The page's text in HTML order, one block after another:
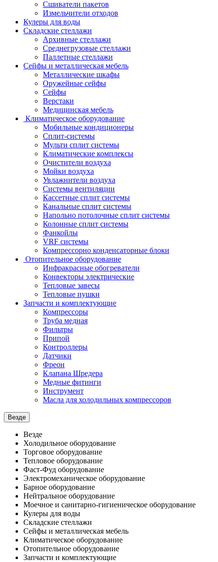
Сшиватели пакетов
Измельчители отходов
Кулеры для воды
Складские стеллажи
Архивные стеллажи
Среднегрузовые стеллажи
Паллетные стеллажи
Сейфы и металлическая мебель
Металлические шкафы
Оружейные сейфы
Сейфы
Верстаки
Медицинская мебель
Климатическое оборудование
Мобильные кондиционеры
Сплит-системы
Мульти сплит системы
Климатические комплексы
Очистители воздуха
Мойки воздуха
Увлажнители воздуха
Системы вентиляции
Кассетные сплит системы
Канальные сплит системы
Напольно потолочные сплит системы
Колонные сплит системы
Фанкойлы
VRF системы
Компрессорно конденсаторные блоки
Отопительное оборудование
Инфракрасные обогреватели
Конвекторы электрические
Тепловые завесы
Тепловые пушки
Запчасти и комплектующие
Компрессоры
Труба медная
Фильтры
Припой
Контроллеры
Датчики
Фреон
Клапана Шредера
Медные фитинги
Инструмент
Масла для холодильных компрессоров
Везде
Везде
Холодильное оборудование
Торговое оборудование
Тепловое оборудование
Фаст-Фуд оборудование
Электромеханическое оборудование
Барное оборудование
Нейтральное оборудование
Моечное и санитарно-гигиеническое оборудование
Кулеры для воды
Складские стеллажи
Сейфы и металлическая мебель
Климатическое оборудование
Отопительное оборудование
Запчасти и комплектующие